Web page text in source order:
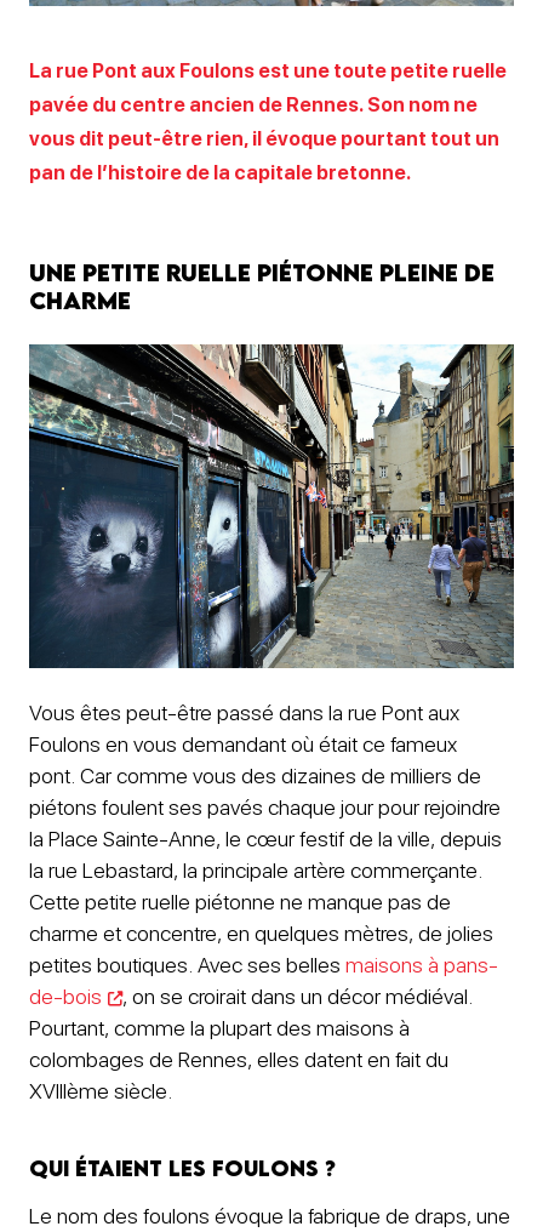
La rue Pont aux Foulons est une toute petite ruelle
pavée du centre ancien de Rennes. Son nom ne
vous dit peut-être rien, il évoque pourtant tout un
pan de l’histoire de la capitale bretonne.
Une petite ruelle piétonne pleine de
charme
Vous êtes peut-être passé dans la rue Pont aux
Foulons en vous demandant où était ce fameux
pont. Car comme vous des dizaines de milliers de
piétons foulent ses pavés chaque jour pour rejoindre
la Place Sainte-Anne, le cœur festif de la ville, depuis
la rue Lebastard, la principale artère commerçante.
Cette petite ruelle piétonne ne manque pas de
charme et concentre, en quelques mètres, de jolies
petites boutiques. Avec ses belles maisons à pans-
de-bois
, on se croirait dans un décor médiéval.
Pourtant, comme la plupart des maisons à
colombages de Rennes, elles datent en fait du
XVIIIème siècle.
Qui étaient les foulons ?
Le nom des foulons évoque la fabrique de draps, une